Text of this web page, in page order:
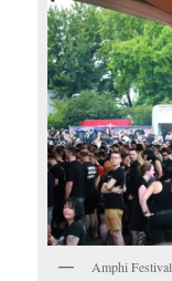
Amphi Festival